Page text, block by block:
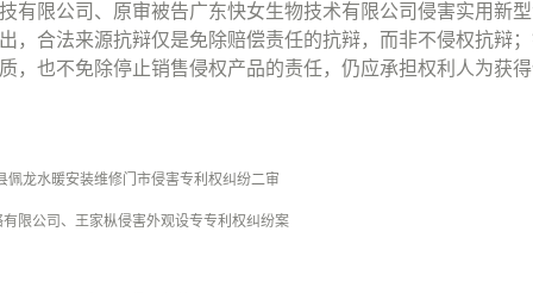
有限公司、原审被告广东快女生物技术有限公司侵害实用新
，合法来源抗辩仅是免除赔偿责任的抗辩，而非不侵权抗辩
，也不免除停止销售侵权产品的责任，仍应承担权利人为获
龙水暖安装维修门市侵害专利权纠纷二审
限公司、王家枞侵害外观设专专利权纠纷案